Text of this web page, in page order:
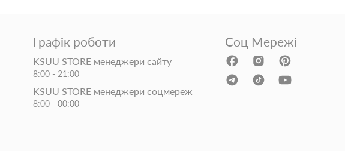
Графік роботи
KSUU STORE менеджери сайту
8:00 - 21:00
KSUU STORE менеджери соцмереж
8:00 - 00:00
Соц Мережі